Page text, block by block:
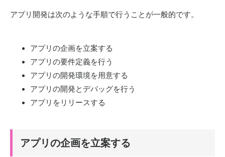
アプリ開発は次のような手順で行うことが一般的です。
アプリの企画を立案する
アプリの要件定義を行う
アプリの開発環境を用意する
アプリの開発とデバッグを行う
アプリをリリースする
アプリの企画を立案する